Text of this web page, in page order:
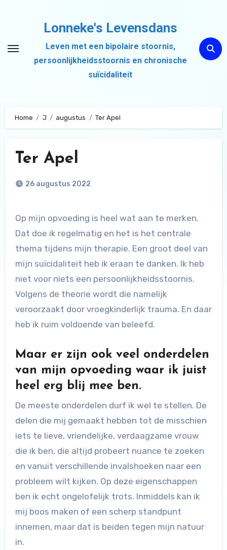
inhoud
Lonneke's Levensdans
Leven met een bipolaire stoornis,
persoonlijkheidsstoornis en chronische
suïcidaliteit
Home J augustus Ter Apel
Ter Apel
26 augustus 2022
Op mijn opvoeding is heel wat aan te merken.
Dat doe ik regelmatig en het is het centrale
thema tijdens mijn therapie. Een groot deel van
mijn suïcidaliteit heb ik eraan te danken. Ik heb
niet voor niets een persoonlijkheidsstoornis.
Volgens de theorie wordt die namelijk
veroorzaakt door vroegkinderlijk trauma. En daar
heb ik ruim voldoende van beleefd.
Maar er zijn ook veel onderdelen
van mijn opvoeding waar ik juist
heel erg blij mee ben.
De meeste onderdelen durf ik wel te stellen. De
delen die mij gemaakt hebben tot de misschien
iets te lieve, vriendelijke, verdaagzame vrouw
die ik ben, die altijd probeert nuance te zoeken
en vanuit verschillende invalshoeken naar een
probleem wilt kijken. Op deze eigenschappen
ben ik echt ongelofelijk trots. Inmiddels kan ik
mij boos maken of een scherp standpunt
innemen, maar dat is beiden tegen mijn natuur
in.